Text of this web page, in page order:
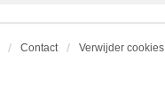
Contact Verwijder cookies